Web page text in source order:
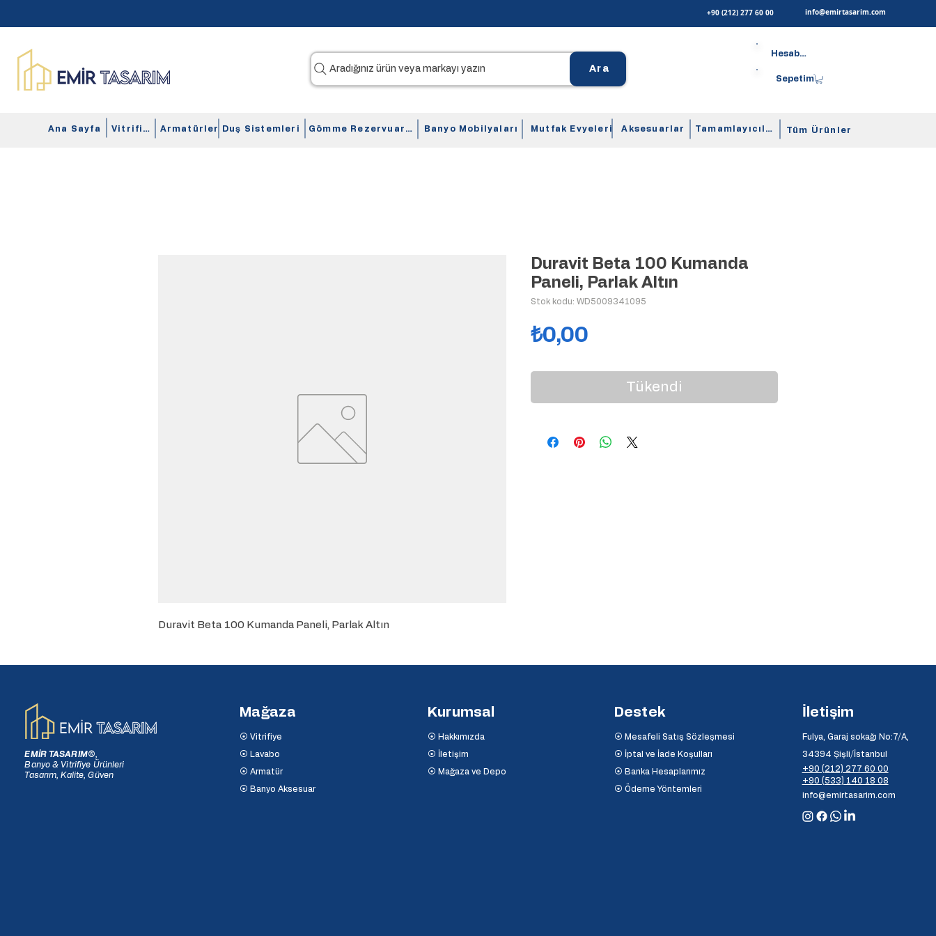
+90 (212) 277 60 00 info@emirtasarim.com
Aradığınız ürün veya markayı yazın Ara
Hesabım
Sepetim
Ana Sayfa Vitrifiye Armatürler Duş Sistemleri Gömme Rezervuarlar Banyo Mobilyaları Mutfak Evyeleri Aksesuarlar Tamamlayıcılar Tüm Ürünler
Duravit Beta 100 Kumanda Paneli, Parlak Altın
Duravit Beta 100 Kumanda
Paneli, Parlak Altın
Stok kodu: WD5009341095
₺0,00
Tükendi
EMİR TASARIM®,
Banyo & Vitrifiye Ürünleri
Tasarım, Kalite, Güven
Mağaza
⦿ Vitrifiye
⦿ Lavabo
⦿ Armatür
⦿ Banyo Aksesuar
Kurumsal
⦿ Hakkımızda
⦿ İletişim
⦿ Mağaza ve Depo
Destek
⦿ Mesafeli Satış Sözleşmesi
⦿ İptal ve İade Koşulları
⦿ Banka Hesaplarımız
⦿ Ödeme Yöntemleri
İletişim
Fulya, Garaj sokağı No:7/A,
34394 Şişli/İstanbul
+90 (212) 277 60 00
+90 (533) 140 18 08
info@emirtasarim.com